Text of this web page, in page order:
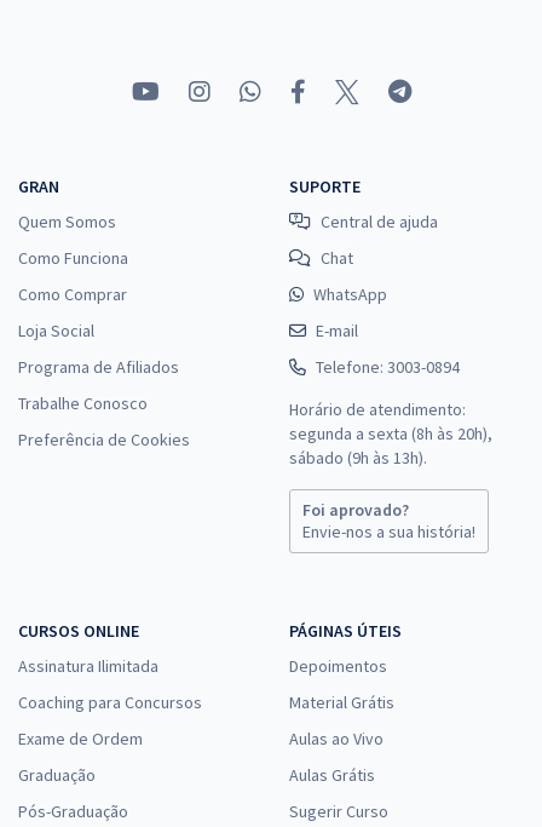
GRAN
Quem Somos
Como Funciona
Como Comprar
Loja Social
Programa de Afiliados
Trabalhe Conosco
Preferência de Cookies
SUPORTE
Central de ajuda
Chat
WhatsApp
E-mail
Telefone: 3003-0894
Horário de atendimento:
segunda a sexta (8h às 20h),
sábado (9h às 13h).
Foi aprovado?
Envie-nos a sua história!
CURSOS ONLINE
Assinatura Ilimitada
Coaching para Concursos
Exame de Ordem
Graduação
Pós-Graduação
PÁGINAS ÚTEIS
Depoimentos
Material Grátis
Aulas ao Vivo
Aulas Grátis
Sugerir Curso